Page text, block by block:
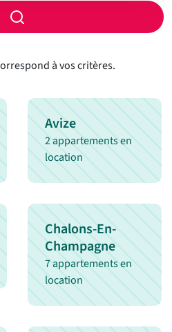
Rayon
de
à vos critères.
Avize
2 appartements en
location
Chalons-En-
Champagne
7 appartements en
location